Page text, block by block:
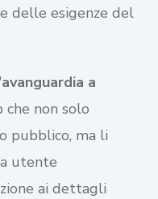
delle esigenze del
a
non solo
pubblico, ma li
utente
ai dettagli